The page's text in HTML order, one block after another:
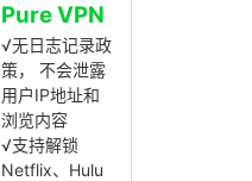
Pure VPN
√无日志记录政
策， 不会泄露
用户IP地址和
浏览内容
√支持解锁
Netflix、Hulu